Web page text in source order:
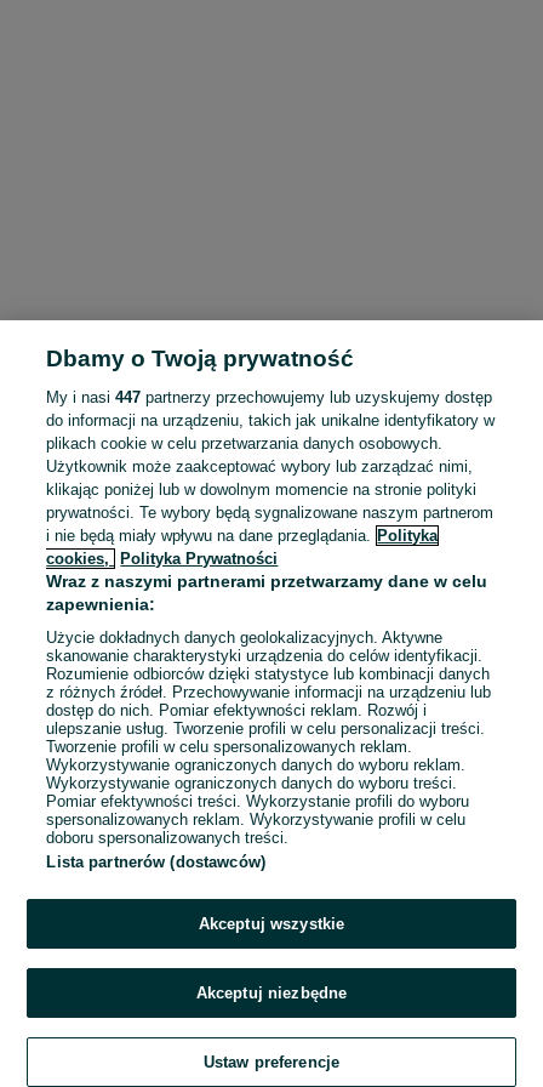
To ogłoszenie nie jest już dostępne
Przejdź na stronę główną
Dbamy o Twoją prywatność
My i nasi447 partnerzy przechowujemy lub uzyskujemy dostęp
do informacji na urządzeniu, takich jak unikalne identyfikatory w
plikach cookie w celu przetwarzania danych osobowych.
Użytkownik może zaakceptować wybory lub zarządzać nimi,
klikając poniżej lub w dowolnym momencie na stronie polityki
prywatności. Te wybory będą sygnalizowane naszym partnerom
i nie będą miały wpływu na dane przeglądania. Polityka
cookies,
Polityka Prywatności
Wraz z naszymi partnerami przetwarzamy dane w celu
zapewnienia:
Użycie dokładnych danych geolokalizacyjnych. Aktywne
skanowanie charakterystyki urządzenia do celów identyfikacji.
Rozumienie odbiorców dzięki statystyce lub kombinacji danych
z różnych źródeł. Przechowywanie informacji na urządzeniu lub
dostęp do nich. Pomiar efektywności reklam. Rozwój i
ulepszanie usług. Tworzenie profili w celu personalizacji treści.
Tworzenie profili w celu spersonalizowanych reklam.
Wykorzystywanie ograniczonych danych do wyboru reklam.
Wykorzystywanie ograniczonych danych do wyboru treści.
Pomiar efektywności treści. Wykorzystanie profili do wyboru
spersonalizowanych reklam. Wykorzystywanie profili w celu
doboru spersonalizowanych treści.
Lista partnerów (dostawców)
Akceptuj wszystkie
Akceptuj niezbędne
Ustaw preferencje